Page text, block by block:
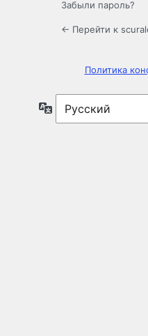
Забыли пароль?
← Перейти к
Политика
Язык